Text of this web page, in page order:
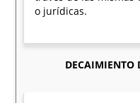
o jurídicas.
DECAIMIENTO